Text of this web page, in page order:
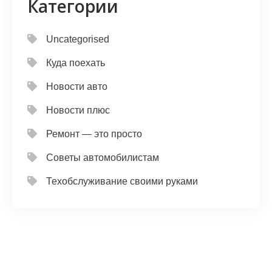
Категории
Uncategorised
Куда поехать
Новости авто
Новости плюс
Ремонт — это просто
Советы автомобилистам
Техобслуживание своими руками